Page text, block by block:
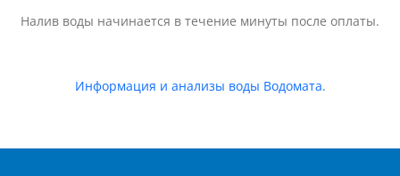
Налив воды начинается в течение минуты после оплаты.
Информация и анализы воды Водомата.